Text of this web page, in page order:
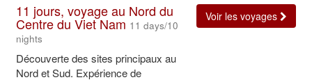
11 jours, voyage au Nord du
Centre du Viet Nam 11 days/10
nights
Découverte des sites principaux au
Nord et Sud. Expérience de
Voir les voyages